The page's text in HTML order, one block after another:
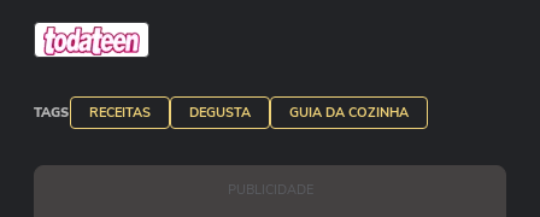
TAGS RECEITAS DEGUSTA GUIA DA COZINHA
PUBLICIDADE